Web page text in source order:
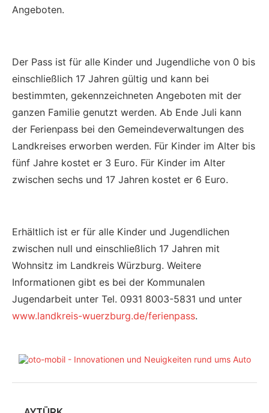
Angeboten.
Der Pass ist für alle Kinder und Jugendliche von 0 bis
einschließlich 17 Jahren gültig und kann bei
bestimmten, gekennzeichneten Angeboten mit der
ganzen Familie genutzt werden. Ab Ende Juli kann
der Ferienpass bei den Gemeindeverwaltungen des
Landkreises erworben werden. Für Kinder im Alter bis
fünf Jahre kostet er 3 Euro. Für Kinder im Alter
zwischen sechs und 17 Jahren kostet er 6 Euro.
Erhältlich ist er für alle Kinder und Jugendlichen
zwischen null und einschließlich 17 Jahren mit
Wohnsitz im Landkreis Würzburg. Weitere
Informationen gibt es bei der Kommunalen
Jugendarbeit unter Tel. 0931 8003-5831 und unter
www.landkreis-wuerzburg.de/ferienpass.